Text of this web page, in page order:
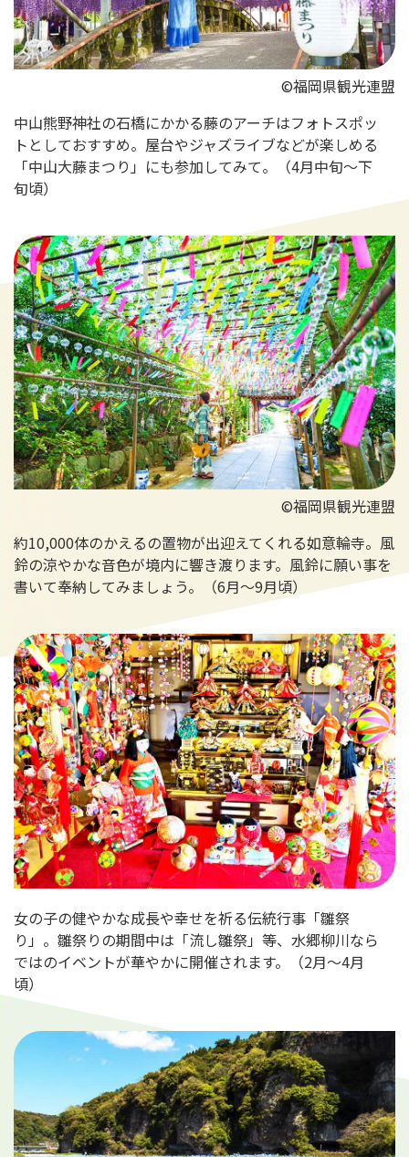
©福岡県観光連盟
中山熊野神社の石橋にかかる藤のアーチはフォトスポッ
トとしておすすめ。屋台やジャズライブなどが楽しめる
「中山大藤まつり」にも参加してみて。（4月中旬～下
旬頃）
©福岡県観光連盟
約10,000体のかえるの置物が出迎えてくれる如意輪寺。風
鈴の涼やかな音色が境内に響き渡ります。風鈴に願い事を
書いて奉納してみましょう。（6月～9月頃）
女の子の健やかな成長や幸せを祈る伝統行事「雛祭
り」。雛祭りの期間中は「流し雛祭」等、水郷柳川なら
ではのイベントが華やかに開催されます。（2月～4月
頃）